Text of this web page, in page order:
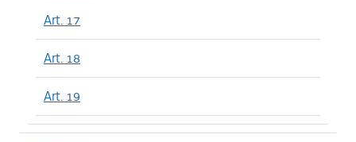
Art. 17
Art. 18
Art. 19